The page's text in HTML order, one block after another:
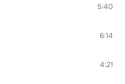
5:40
6:14
4:21